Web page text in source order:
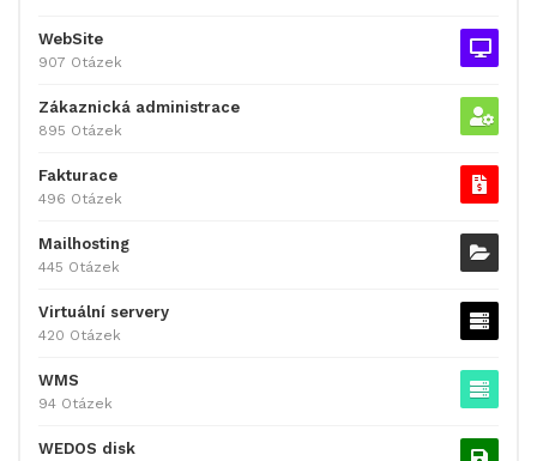
WebSite
907 Otázek
Zákaznická administrace
895 Otázek
Fakturace
496 Otázek
Mailhosting
445 Otázek
Virtuální servery
420 Otázek
WMS
94 Otázek
WEDOS disk